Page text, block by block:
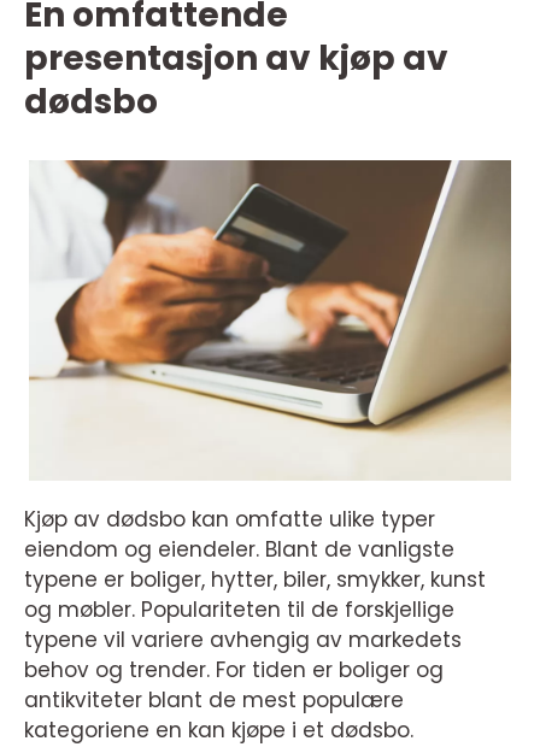
En omfattende
presentasjon av kjøp av
dødsbo
Kjøp av dødsbo kan omfatte ulike typer
eiendom og eiendeler. Blant de vanligste
typene er boliger, hytter, biler, smykker, kunst
og møbler. Populariteten til de forskjellige
typene vil variere avhengig av markedets
behov og trender. For tiden er boliger og
antikviteter blant de mest populære
kategoriene en kan kjøpe i et dødsbo.